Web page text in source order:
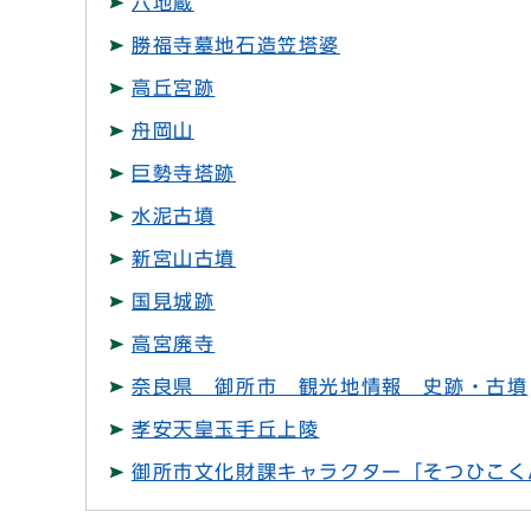
勝福寺墓地石造笠塔婆
高丘宮跡
舟岡山
巨勢寺塔跡
水泥古墳
新宮山古墳
国見城跡
高宮廃寺
奈良県 御所市 観光地情報 史跡・古墳
孝安天皇玉手丘上陵
御所市文化財課キャラクター「そつひこく